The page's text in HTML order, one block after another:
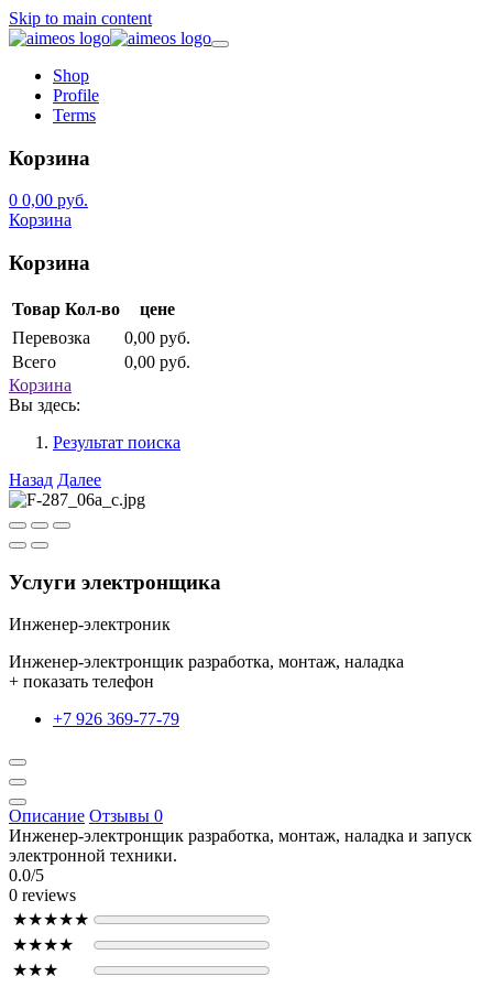
Skip to main content
Shop
Profile
Terms
Корзина
0 0,00 руб.
Корзина
Корзина
Товар Кол-во
цене
Перевозка
0,00 руб.
Всего
0,00 руб.
Корзина
Вы здесь:
Результат поиска
Назад Далее
Услуги электронщика
Инженер-электроник
Инженер-электронщик разработка, монтаж, наладка
+ показать телефон
+7 926 369-77-79
Описание Отзывы 0
Инженер-электронщик разработка, монтаж, наладка и запуск
электронной техники.
0.0/5
0 reviews
★★★★★
★★★★
★★★